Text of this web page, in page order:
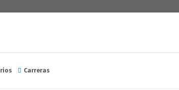
Carreras